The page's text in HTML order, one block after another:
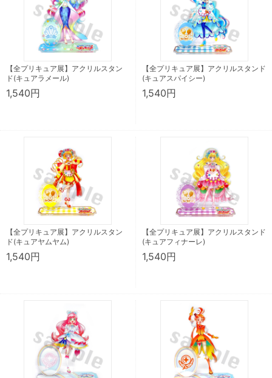
【全プリキュア展】アクリルスタン
ド(キュアラメール)
1,540円
【全プリキュア展】アクリルスタンド
(キュアスパイシー)
1,540円
【全プリキュア展】アクリルスタン
ド(キュアヤムヤム)
1,540円
【全プリキュア展】アクリルスタンド
(キュアフィナーレ)
1,540円